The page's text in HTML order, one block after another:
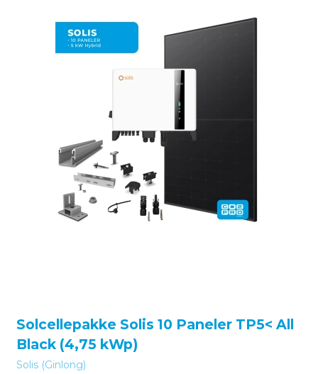
Solcellepakke Solis 10 Paneler TP5< All
Black (4,75 kWp)
Solis (Ginlong)